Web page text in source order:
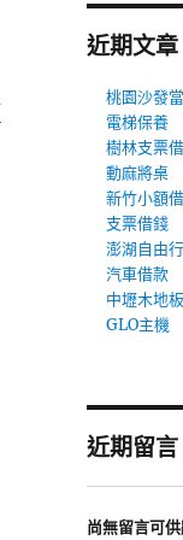
近期文章
桃園沙發
電梯保養
樹林支票
動麻將桌
新竹小額
支票借錢
澎湖自由
汽車借款
中壢木地
GLO主機
近期留言
尚無留言可供